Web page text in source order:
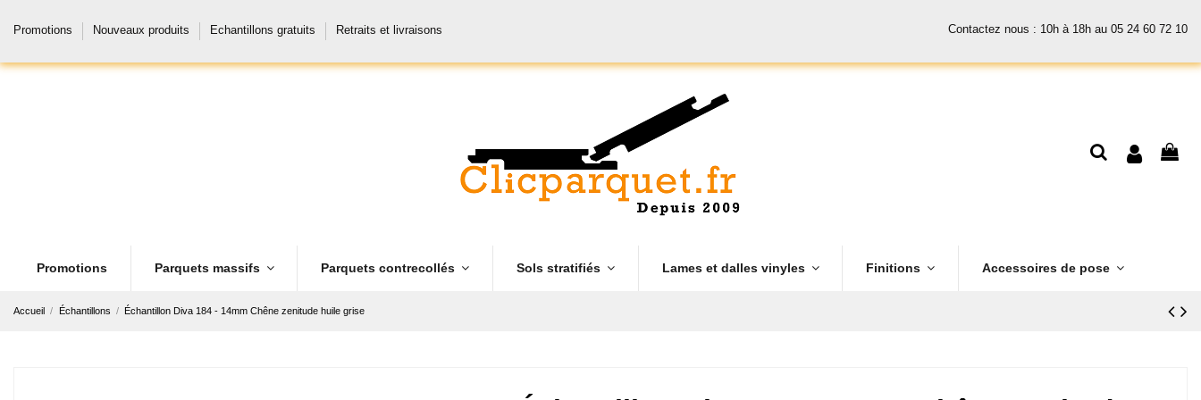
Promotions Nouveaux produits Echantillons gratuits Retraits et livraisons Contactez nous : 10h à 18h au 05 24 60 72 10
Promotions Parquets massifs Parquets contrecollés Sols stratifiés Lames et dalles vinyles Finitions Accessoires de pose
Accueil Échantillons Échantillon Diva 184 - 14mm Chêne zenitude huile grise